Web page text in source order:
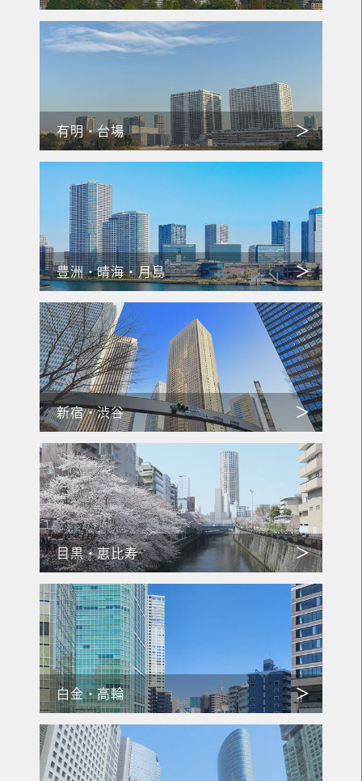
有明・台場
豊洲・晴海・月島
新宿・渋谷
目黒・恵比寿
白金・高輪